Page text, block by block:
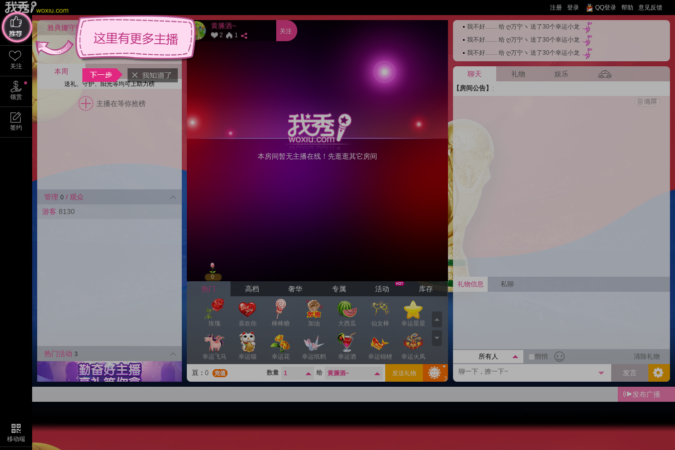
意见反馈
帮助
QQ登录
登录
注册
雅典娜守护
本周 30天
送礼、守护、阳光等均可上助力榜
主播在等你抢榜
管理0 / 观众
游客 8130
热门活动 3
本房间暂无主播在线！先逛逛其它房间
黄縢酒~
2 1
关注
0
热门 高档 奢华 专属 活动 库存
玫瑰 喜欢你 棒棒糖 加油 大西瓜 仙女棒 幸运星星
幸运飞马 幸运猫 幸运花 幸运纸鹤 幸运酒 幸运锦鲤 幸运火凤
豆： 0
3
发送礼物
给 黄縢酒~
数量
我不好…… 给 ღ万宁ヽ 送了30个幸运小龙
我不好…… 给 ღ万宁ヽ 送了30个幸运小龙
我不好…… 给 ღ万宁ヽ 送了30个幸运小龙
聊天 礼物 娱乐
【房间公告】 :
礼物信息 私聊
所有人 悄悄 清除礼物
发言
推荐
关注
领赏
签约
移动端
发布广播